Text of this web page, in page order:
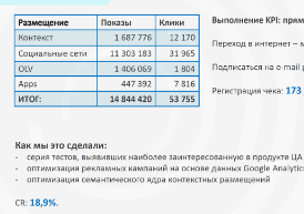
*компания Meta Platforms считается
экстремистской организацией, и ее